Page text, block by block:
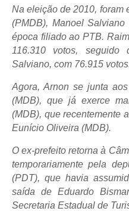
Na eleição de 2010, foram
(PMDB), Manoel
época filiado ao PTB.
116.310 votos,
Salviano, com 76.915
Agora, Arnon se junta
(MDB), que já exerce
(MDB), que recentemente
Eunício Oliveira (MDB).
O ex-prefeito retorna à
temporariamente pela
(PDT), que havia
saída de Eduardo
Secretaria Estadual de